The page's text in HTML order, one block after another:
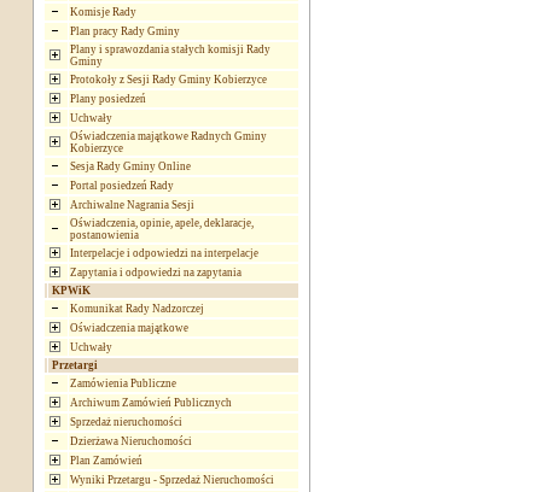
Komisje Rady
Plan pracy Rady Gminy
Plany i sprawozdania stałych komisji Rady
Gminy
Protokoły z Sesji Rady Gminy Kobierzyce
Plany posiedzeń
Uchwały
Oświadczenia majątkowe Radnych Gminy
Kobierzyce
Sesja Rady Gminy Online
Portal posiedzeń Rady
Archiwalne Nagrania Sesji
Oświadczenia, opinie, apele, deklaracje,
postanowienia
Interpelacje i odpowiedzi na interpelacje
Zapytania i odpowiedzi na zapytania
KPWiK
Komunikat Rady Nadzorczej
Oświadczenia majątkowe
Uchwały
Przetargi
Zamówienia Publiczne
Archiwum Zamówień Publicznych
Sprzedaż nieruchomości
Dzierżawa Nieruchomości
Plan Zamówień
Wyniki Przetargu - Sprzedaż Nieruchomości